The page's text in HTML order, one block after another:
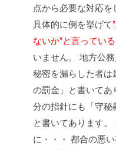
点から必要な対応を
具体的に例を挙げて
ないか”と言っている
いません。
地方公
秘密を漏らした者は
の罰金」と書いてあ
分の指針にも「守秘
と書いてあります。
に・・・ 都合の悪い